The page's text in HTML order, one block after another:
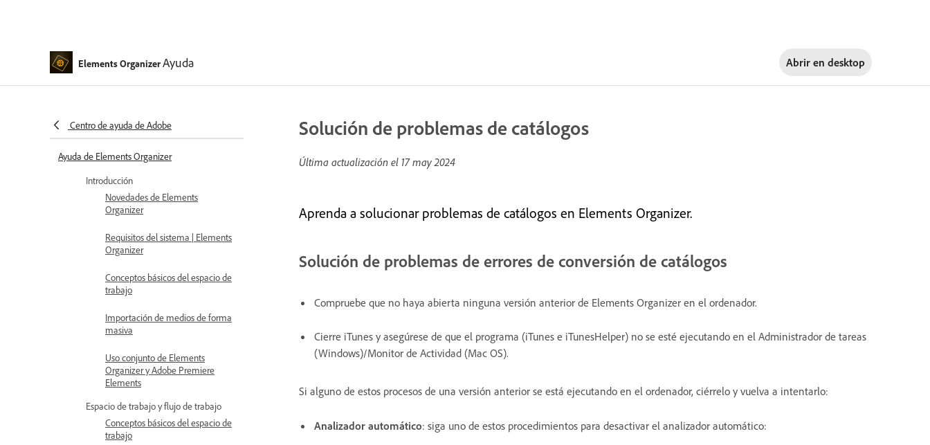
Elements OrganizerAyuda Abrir en desktop
Centro de ayuda de Adobe
Ayuda de Elements Organizer
Introducción
Novedades de Elements
Organizer
Requisitos del sistema | Elements
Organizer
Conceptos básicos del espacio de
trabajo
Importación de medios de forma
masiva
Uso conjunto de Elements
Organizer y Adobe Premiere
Elements
Espacio de trabajo y flujo de trabajo
Conceptos básicos del espacio de
trabajo
Solución de problemas de catálogos
Última actualización el 17 may 2024
Aprenda a solucionar problemas de catálogos en Elements Organizer.
Solución de problemas de errores de conversión de catálogos
Compruebe que no haya abierta ninguna versión anterior de Elements Organizer en el ordenador.
Cierre iTunes y asegúrese de que el programa (iTunes e iTunesHelper) no se esté ejecutando en el Administrador de tareas
(Windows)/Monitor de Actividad (Mac OS).
Si alguno de estos procesos de una versión anterior se está ejecutando en el ordenador, ciérrelo y vuelva a intentarlo:
Analizador automático: siga uno de estos procedimientos para desactivar el analizador automático: